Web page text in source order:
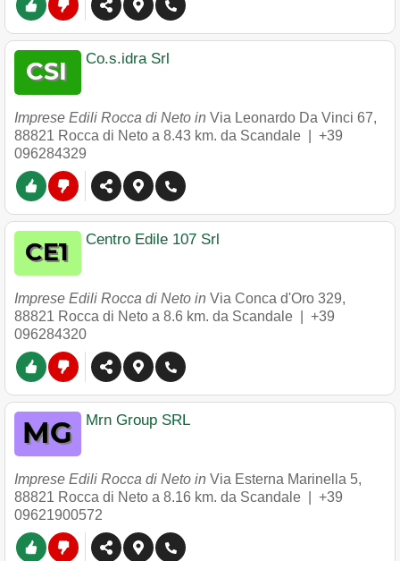
Co.s.idra Srl
Imprese Edili Rocca di Neto in Via Leonardo Da Vinci 67,
88821 Rocca di Neto a 8.43 km. da Scandale | +39
096284329
Centro Edile 107 Srl
Imprese Edili Rocca di Neto in Via Conca d'Oro 329,
88821 Rocca di Neto a 8.6 km. da Scandale | +39
096284320
Mrn Group SRL
Imprese Edili Rocca di Neto in Via Esterna Marinella 5,
88821 Rocca di Neto a 8.16 km. da Scandale | +39
09621900572